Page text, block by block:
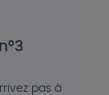
pas à